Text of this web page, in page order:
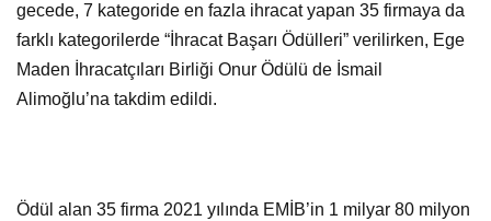
gecede, 7 kategoride en fazla ihracat yapan 35 firmaya da
farklı kategorilerde “İhracat Başarı Ödülleri” verilirken, Ege
Maden İhracatçıları Birliği Onur Ödülü de İsmail
Alimoğlu’na takdim edildi.
Ödül alan 35 firma 2021 yılında EMİB’in 1 milyar 80 milyon